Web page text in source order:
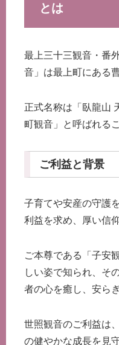
とは
最上三十三観音・番
音」は最上町にある
正式名称は「臥龍山
町観音」と呼ばれる
ご利益と背景
子育てや安産の守護
利益を求め、厚い信
ご本尊である「子安
しい姿で知られ、そ
者の心を癒し、安ら
世照観音のご利益は
の健やかな成長を見